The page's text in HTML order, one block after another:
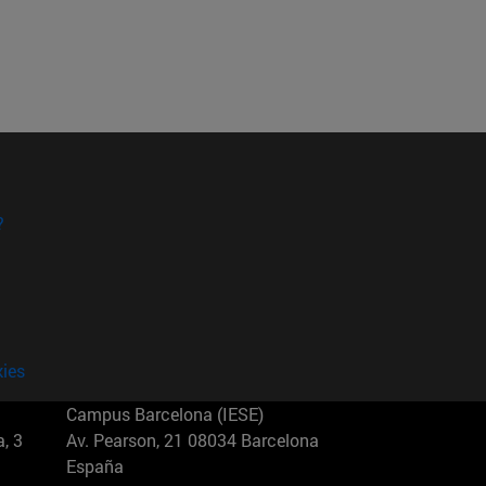
3
Campus Barcelona (IESE)
Av. Pearson, 21 08034 Barcelona
España